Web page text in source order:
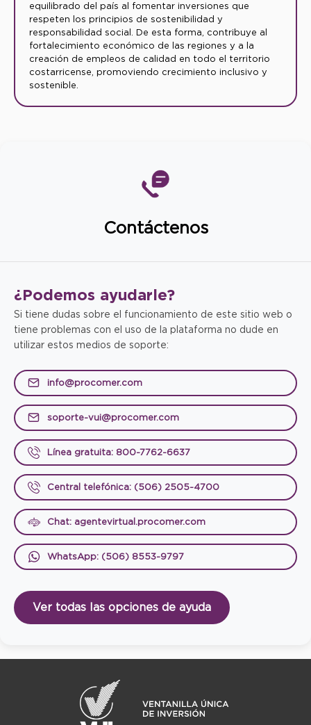
equilibrado del país al fomentar inversiones que
respeten los principios de sostenibilidad y
responsabilidad social. De esta forma, contribuye al
fortalecimiento económico de las regiones y a la
creación de empleos de calidad en todo el territorio
costarricense, promoviendo crecimiento inclusivo y
sostenible.
Contáctenos
¿Podemos ayudarle?
Si tiene dudas sobre el funcionamiento de este sitio web o
tiene problemas con el uso de la plataforma no dude en
utilizar estos medios de soporte:
info@procomer.com
soporte-vui@procomer.com
Línea gratuita: 800-7762-6637
Central telefónica: (506) 2505-4700
Chat: agentevirtual.procomer.com
WhatsApp: (506) 8553-9797
Ver todas las opciones de ayuda